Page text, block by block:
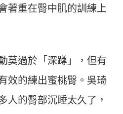
著重在臀中肌的訓練上
莫過於「深蹲」，但有
效的練出蜜桃臀。吳琦
人的臀部沉睡太久了，